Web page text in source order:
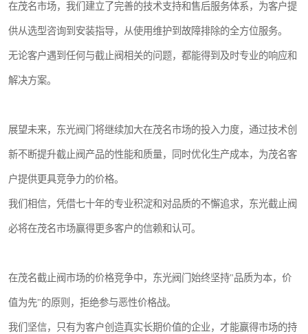
在茂名市场，我们建立了完善的技术支持和售后服务体系，为客户提
供从选型咨询到安装指导，从使用维护到故障排除的全方位服务。
无论客户遇到任何与截止阀相关的问题，都能得到及时专业的响应和
解决方案。
展望未来，东光阀门将继续加大在茂名市场的投入力度，通过技术创
新不断提升截止阀产品的性能和质量，同时优化生产成本，为茂名客
户提供更具竞争力的价格。
我们相信，凭借七十年的专业积淀和对品质的不懈追求，东光截止阀
必将在茂名市场赢得更多客户的信赖和认可。
在茂名截止阀市场的价格竞争中，东光阀门始终坚持"品质为本，价
值为先"的原则，拒绝参与恶性价格战。
我们坚信，只有为客户创造真实长期价值的企业，才能赢得市场的持